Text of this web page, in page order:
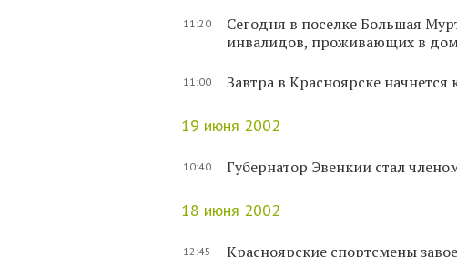
11:20
Сегодня в поселке Большая
инвалидов, проживающих в
11:00 Завтра в Красноярске
19 июня 2002
10:40 Губернатор Эвенкии стал
18 июня 2002
12:45
Красноярские спортсмены